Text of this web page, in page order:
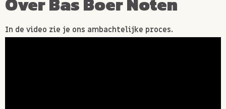
In de video zie je ons ambachtelijke proces.